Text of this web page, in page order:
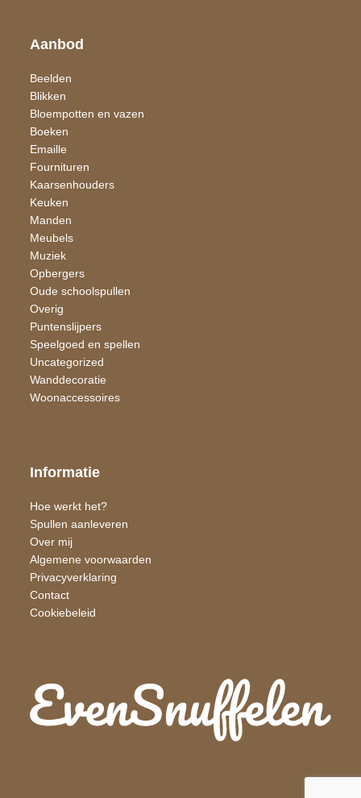
Aanbod
Beelden
Blikken
Bloempotten en vazen
Boeken
Emaille
Fournituren
Kaarsen​houders
Keuken
Manden
Meubels
Muziek
Opbergers
Oude schoolspullen
Overig
Puntenslijpers
Speelgoed en spellen
Uncategorized
Wand​decoratie
Woon​accessoires
Informatie
Hoe werkt het?
Spullen aanleveren
Over mij
Algemene voorwaarden
Privacyverklaring
Contact
Cookiebeleid